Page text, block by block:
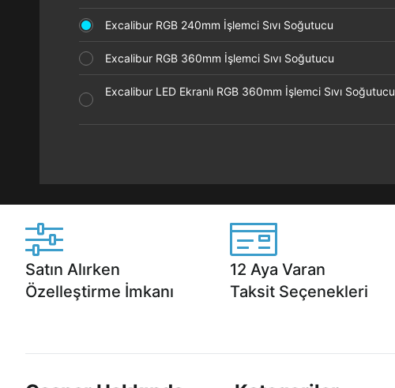
Excalibur RGB 240mm İşlemci Sıvı Soğutucu
Excalibur RGB 360mm İşlemci Sıvı Soğutucu
Excalibur LED Ekranlı RGB 360mm İşlemci Sıvı Soğutucu
Satın Alırken
Özelleştirme İmkanı
12 Aya Varan
Taksit Seçenekleri